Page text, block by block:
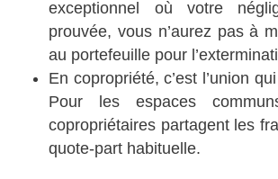
exceptionnel où votre
prouvée, vous n’aurez pas à
au portefeuille pour
En copropriété, c’est l’union
Pour les espaces
copropriétaires partagent les
quote-part habituelle.